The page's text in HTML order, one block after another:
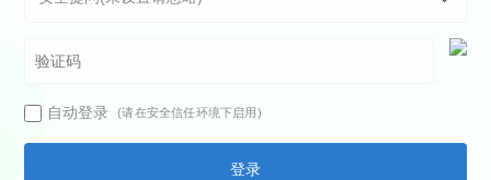
自动登录 (请在安全信任环境下启用)
登录